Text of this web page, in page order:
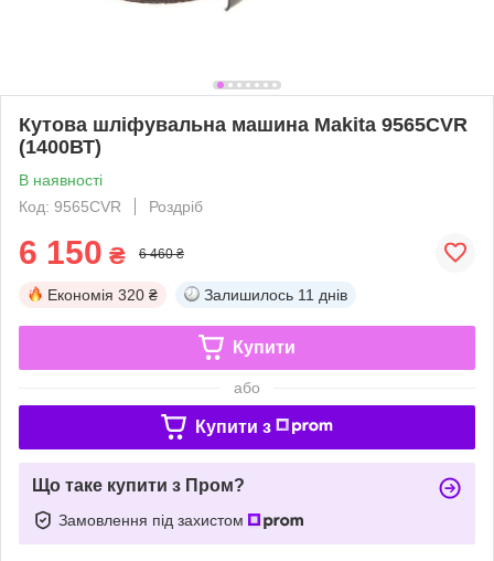
Кутова шліфувальна машина Makita 9565CVR
(1400ВТ)
В наявності
Код: 9565CVR
Роздріб
6 150 ₴ 6 460 ₴
Економія 320 ₴ Залишилось 11 днів
Купити
або
Купити з
Що таке купити з Пром?
Замовлення під захистом